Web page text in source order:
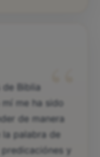
“
Biblia
me ha sido
de manera
palabra de
predicaciónes y